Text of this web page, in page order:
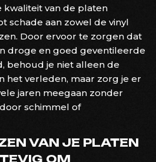
kwaliteit van de platen
schade aan zowel de vinyl
Door ervoor te zorgen dat
droge en goed geventileerde
behoud je niet alleen de
het verleden, maar zorg je er
jaren meegaan zonder
schimmel of
VAN JE PLATEN
OM